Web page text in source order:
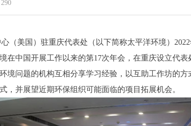
（美国）驻重庆代表处（以下简称太平洋环境）
在中国开展工作以来的第17次年会，在重庆设立代
境问题的机构互相分享学习经验，以互助工作坊的
，并展望近期环保组织可能面临的项目拓展机会。
290